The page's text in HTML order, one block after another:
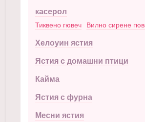
касерол
Тиквено гювеч Вилно сирене
Хелоуин ястия
Ястия с домашни птици
Кайма
Ястия с фурна
Месни ястия